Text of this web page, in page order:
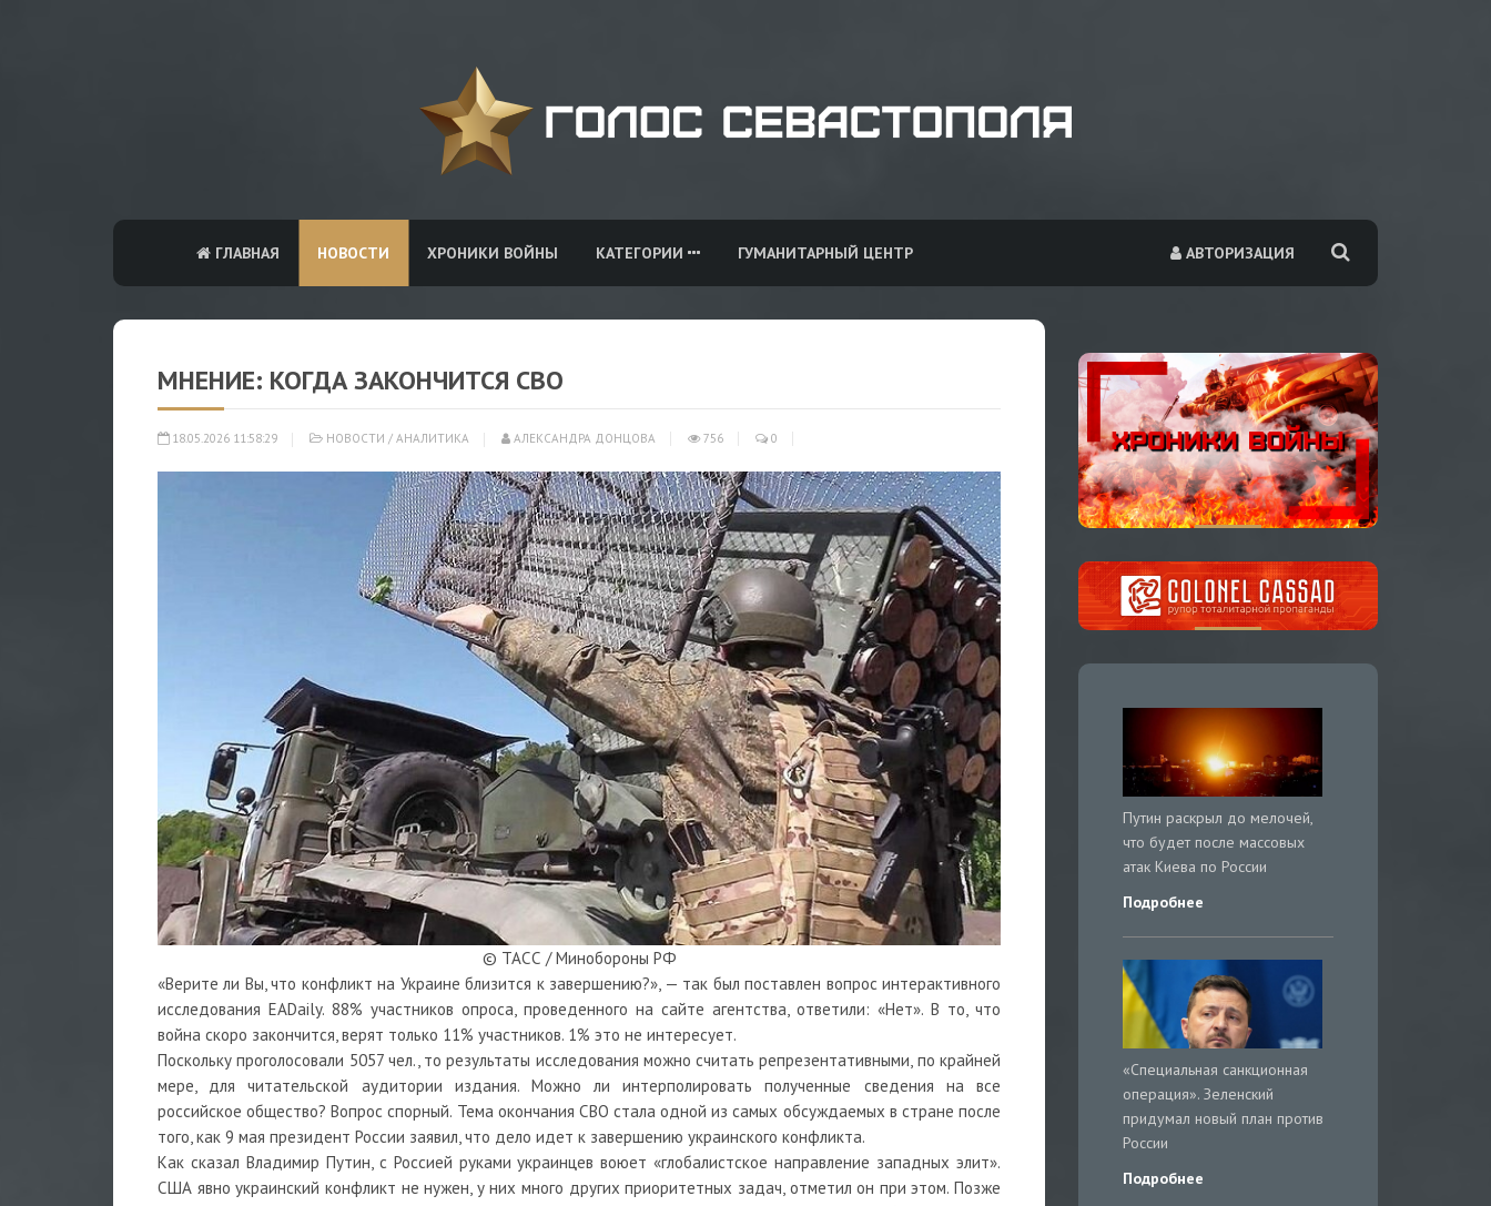
АВТОРИЗАЦИЯ
ГЛАВНАЯ НОВОСТИ ХРОНИКИ ВОЙНЫ КАТЕГОРИИ ГУМАНИТАРНЫЙ ЦЕНТР
МНЕНИЕ: КОГДА ЗАКОНЧИТСЯ СВО
18.05.2026 11:58:29 НОВОСТИ / АНАЛИТИКА АЛЕКСАНДРА ДОНЦОВА 756 0
© ТАСС / Минобороны РФ
«Верите ли Вы, что конфликт на Украине близится к завершению?», — так был поставлен вопрос интерактивного
исследования EADaily. 88% участников опроса, проведенного на сайте агентства, ответили: «Нет». В то, что
война скоро закончится, верят только 11% участников. 1% это не интересует.
Поскольку проголосовали 5057 чел., то результаты исследования можно считать репрезентативными, по крайней
мере, для читательской аудитории издания. Можно ли интерполировать полученные сведения на все
российское общество? Вопрос спорный. Тема окончания СВО стала одной из самых обсуждаемых в стране после
того, как 9 мая президент России заявил, что дело идет к завершению украинского конфликта.
Как сказал Владимир Путин, с Россией руками украинцев воюет «глобалистское направление западных элит».
США явно украинский конфликт не нужен, у них много других приоритетных задач, отметил он при этом. Позже
Путин раскрыл до мелочей,
что будет после массовых
атак Киева по России
Подробнее
«Специальная санкционная
операция». Зеленский
придумал новый план против
России
Подробнее